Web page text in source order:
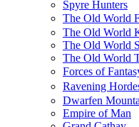
Spyre Hunters
The Old World
The Old World
The Old World
The Old World
Forces of
Ravening
Dwarfen
Empire of Man